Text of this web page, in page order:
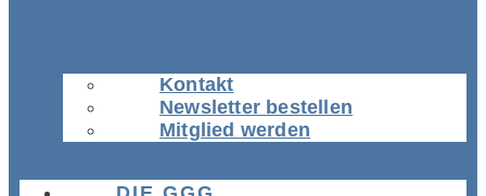
Kontakt
Newsletter bestellen
Mitglied werden